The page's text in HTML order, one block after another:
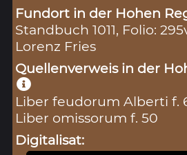
Fundort in der Hohen
Standbuch 1011, Folio:
Lorenz Fries
Quellenverweis in der
Liber feudorum Alberti f.
Liber omissorum f. 50
Digitalisat: